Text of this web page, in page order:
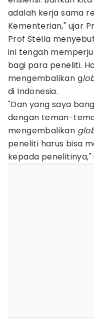
adalah kerja sama
Kementerian," ujar
Prof Stella
ini tengah
bagi para peneliti.
mengembalikan g
di Indonesia.
"Dan yang saya
dengan teman-
mengembalikan
peneliti harus bisa
kepada penelitinya,"